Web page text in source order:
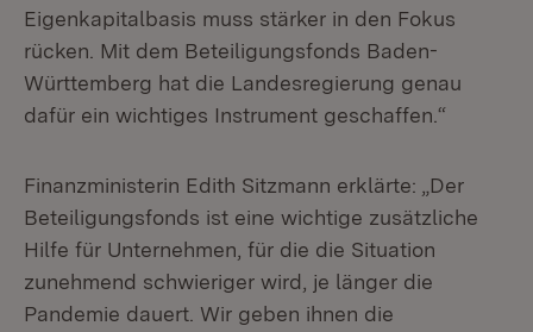
Eigenkapitalbasis muss stärker in den Fokus
rücken. Mit dem Beteiligungsfonds Baden-
Württemberg hat die Landesregierung genau
dafür ein wichtiges Instrument geschaffen.“
Finanzministerin Edith Sitzmann erklärte: „Der
Beteiligungsfonds ist eine wichtige zusätzliche
Hilfe für Unternehmen, für die die Situation
zunehmend schwieriger wird, je länger die
Pandemie dauert. Wir geben ihnen die